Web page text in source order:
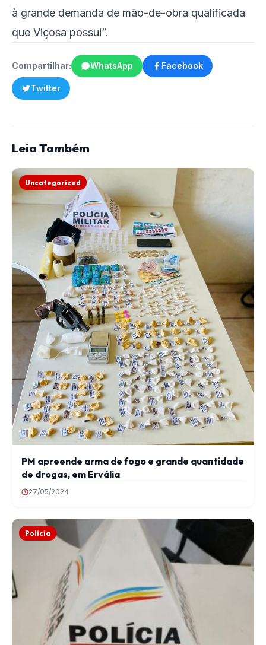
à grande demanda de mão-de-obra qualificada
que Viçosa possui”.
Compartilhar: WhatsApp Facebook
Twitter
Leia Também
Uncategorized
PM apreende arma de fogo e grande quantidade
de drogas, em Ervália
27/05/2024
Polícia